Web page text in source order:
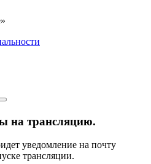
на трансляцию.
уведомление на почту
трансляции.